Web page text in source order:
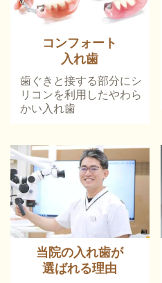
コンフォート
入れ歯
歯ぐきと接する部分にシ
リコンを利用したやわら
かい入れ歯
当院の入れ歯が
選ばれる理由